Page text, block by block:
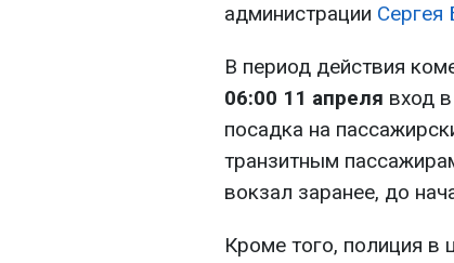
администрации Сергея
В период действия
06:00 11 апреля вход
посадка на
транзитным
вокзал заранее, до
Кроме того, полиция в